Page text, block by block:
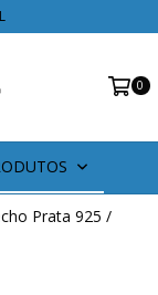
0
Prata 925 /